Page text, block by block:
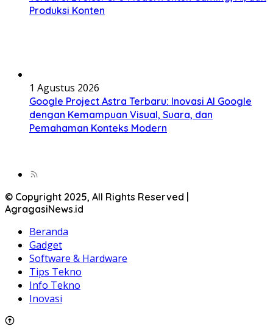
Produksi Konten
1 Agustus 2026
Google Project Astra Terbaru: Inovasi AI Google
dengan Kemampuan Visual, Suara, dan
Pemahaman Konteks Modern
© Copyright 2025, All Rights Reserved |
AgragasiNews.id
Beranda
Gadget
Software & Hardware
Tips Tekno
Info Tekno
Inovasi